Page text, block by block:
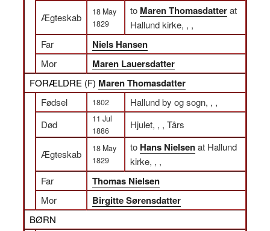
Ægteskab
18 May
1829
to Maren Thomasdatterat
Hallund kirke, , ,
Far
Niels Hansen
Mor Maren Lauersdatter
FORÆLDRE (F) Maren Thomasdatter
Fødsel 1802
Hallund by og sogn, , ,
Død
11 Jul
1886
Hjulet, , , Tårs
Ægteskab
18 May
1829
to Hans Nielsenat Hallund
kirke, , ,
Far
Thomas Nielsen
Mor Birgitte Sørensdatter
BØRN